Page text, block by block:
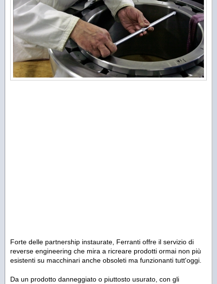
Forte delle partnership instaurate, Ferranti offre il servizio di
reverse engineering che mira a ricreare prodotti ormai non più
esistenti su macchinari anche obsoleti ma funzionanti tutt'oggi.
Da un prodotto danneggiato o piuttosto usurato, con gli